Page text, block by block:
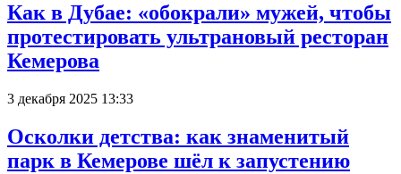
Как в Дубае: «обокрали» мужей, чтобы
протестировать ультрановый ресторан
Кемерова
3 декабря 2025 13:33
Осколки детства: как знаменитый
парк в Кемерове шёл к запустению